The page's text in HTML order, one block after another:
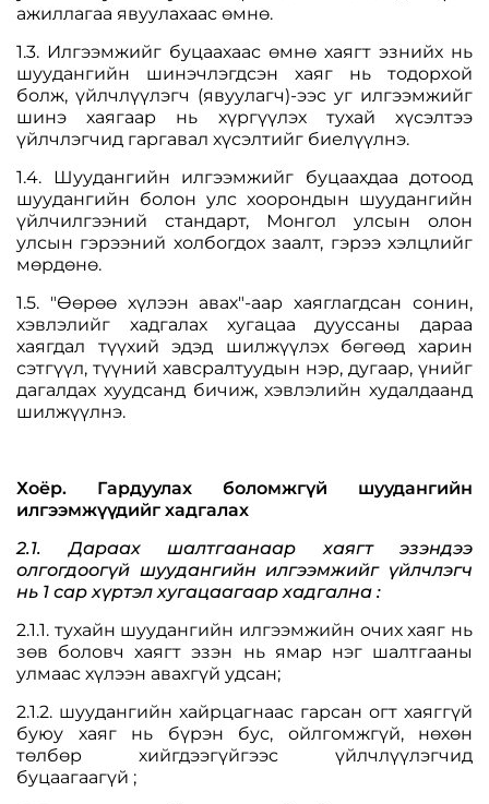
ажиллагаа явуулахаас өмнө.
1.3. Илгээмжийг буцаахаас өмнө хаягт эзнийх нь
шуудангийн шинэчлэгдсэн хаяг нь тодорхой
болж, үйлчлүүлэгч (явуулагч)-ээс уг илгээмжийг
шинэ хаягаар нь хүргүүлэх тухай хүсэлтээ
үйлчлэгчид гаргавал хүсэлтийг биелүүлнэ.
1.4. Шуудангийн илгээмжийг буцаахдаа дотоод
шуудангийн болон улс хоорондын шуудангийн
үйлчилгээний стандарт, Монгол улсын олон
улсын гэрээний холбогдох заалт, гэрээ хэлцлийг
мөрдөнө.
1.5. "Өөрөө хүлээн авах"-аар хаяглагдсан сонин,
хэвлэлийг хадгалах хугацаа дууссаны дараа
хаягдал түүхий эдэд шилжүүлэх бөгөөд харин
сэтгүүл, түүний хавсралтуудын нэр, дугаар, үнийг
дагалдах хуудсанд бичиж, хэвлэлийн худалдаанд
шилжүүлнэ.
Хоёр. Гардуулах боломжгүй шуудангийн
илгээмжүүдийг хадгалах
2.1. Дараах шалтгаанаар хаягт эзэндээ
олгогдоогүй шуудангийн илгээмжийг үйлчлэгч
нь 1 сар хүртэл хугацаагаар хадгална :
2.1.1. тухайн шуудангийн илгээмжийн очих хаяг нь
зөв боловч хаягт эзэн нь ямар нэг шалтгааны
улмаас хүлээн авахгүй удсан;
2.1.2. шуудангийн хайрцагнаас гарсан огт хаяггүй
буюу хаяг нь бүрэн бус, ойлгомжгүй, нөхөн
төлбөр хийгдээгүйгээс үйлчлүүлэгчид
буцаагаагүй ;